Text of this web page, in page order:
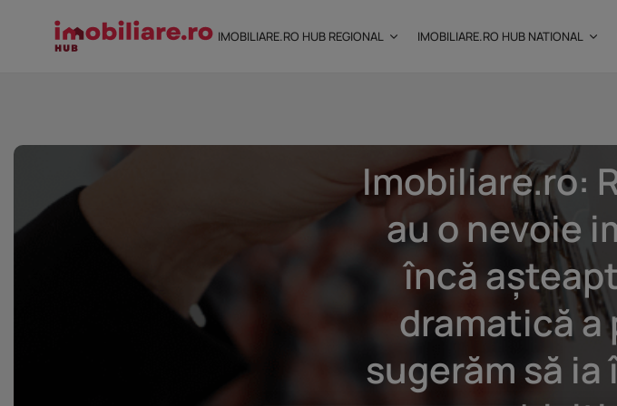
IMOBILIARE.RO HUB REGIONAL IMOBILIARE.RO HUB NATIONAL
STUDIU Imobiliare.ro: Câtă
8 Min
private
25
Imobiliare.ro:
au o nevoie
încă
dramatică
sugerăm să